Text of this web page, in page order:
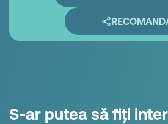
S-ar putea să fiți